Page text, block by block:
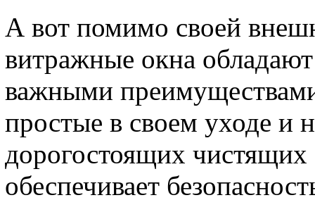
А вот помимо своей
витражные окна
важными
простые в своем уходе и
дорогостоящих
обеспечивает